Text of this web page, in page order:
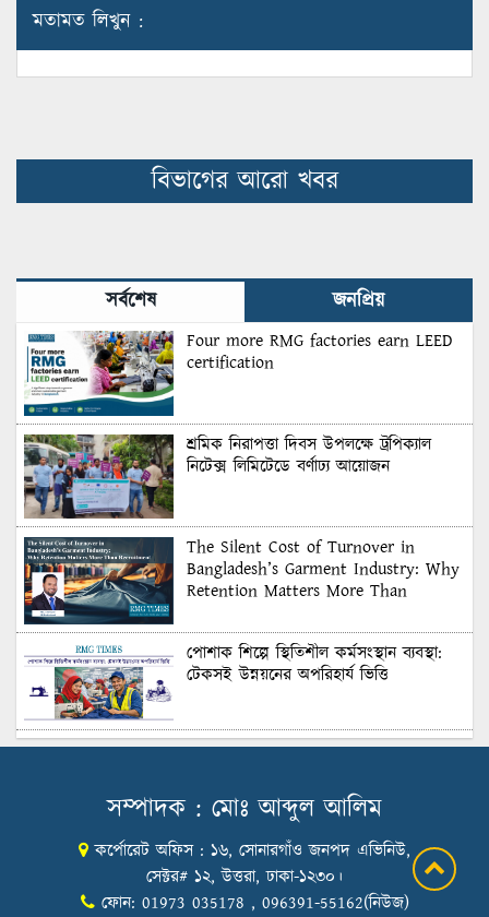
মতামত লিখুন :
বিভাগের আরো খবর
সর্বশেষ জনপ্রিয়
Four more RMG factories earn LEED
certification
শ্রমিক নিরাপত্তা দিবস উপলক্ষে ট্রপিক্যাল
নিটেক্স লিমিটেডে বর্ণাঢ্য আয়োজন
The Silent Cost of Turnover in
Bangladesh’s Garment Industry: Why
Retention Matters More Than
পোশাক শিল্পে স্থিতিশীল কর্মসংস্থান ব্যবস্থা:
টেকসই উন্নয়নের অপরিহার্য ভিত্তি
শুল্কের দেয়াল ভাঙার সুযোগ: মার্কিন বাজারে
Honoring Excellence: Texstream
Fashion Ltd. Rewards Best Workers–
2026
সম্পাদক : মোঃ আব্দুল আলিম
কর্পোরেট অফিস : ১৬, সোনারগাঁও জনপদ এভিনিউ,
সেক্টর# ১২, উত্তরা, ঢাকা-১২৩০।
ফোন: 01973 035178 , 096391-55162(নিউজ)